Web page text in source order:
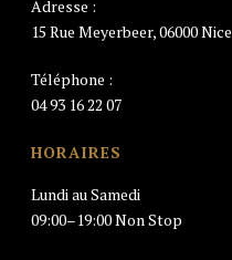
Adresse :
15 Rue Meyerbeer, 06000 Nice
Téléphone :
04 93 16 22 07
HORAIRES
Lundi au Samedi
09:00–19:00 Non Stop